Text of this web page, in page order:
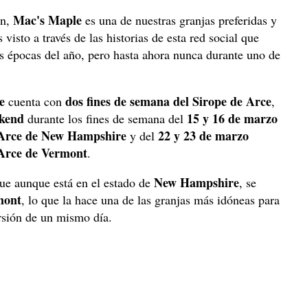
Mac's Maple es una de nuestras granjas preferidas y
visto a través de las historias de esta red social que
del año, pero hasta ahora nunca durante uno de
cuenta con dos fines de semana del Sirope de Arce,
durante los fines de semana del 15 y 16 de marzo
de New Hampshire y del 22 y 23 de marzo
de Vermont.
aunque está en el estado de New Hampshire, se
, lo que la hace una de las granjas más idóneas para
de un mismo día.